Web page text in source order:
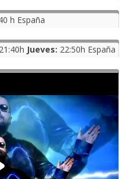
h España
21:40h Jueves: 22:50h España